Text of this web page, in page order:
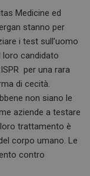
Medicine ed
stanno per
i test sull’uomo
loro candidato
per una rara
di cecità.
non siano le
aziende a testare
trattamento è
corpo umano. Le
contro